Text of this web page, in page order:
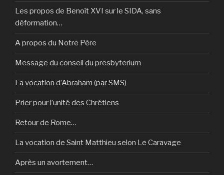
Les propos de Benoît XVI sur le SIDA, sans
déformation…
A propos du Notre Père
Message du conseil du presbyterium
La vocation d’Abraham (par SMS)
Prier pour l’unité des Chrétiens
Retour de Rome…
La vocation de Saint Matthieu selon Le Caravage
Après un avortement…